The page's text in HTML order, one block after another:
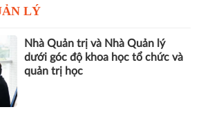
LÝ
Nhà Quản trị và Nhà Quản lý
dưới góc độ khoa học tổ chức và
quản trị học